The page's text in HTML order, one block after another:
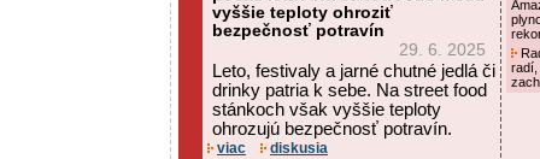
vyššie teploty ohroziť
bezpečnosť potravín
29. 6. 2025
Leto, festivaly a jarné chutné jedlá či
drinky patria k sebe. Na street food
stánkoch však vyššie teploty
ohrozujú bezpečnosť potravín.
viac diskusia
radí,